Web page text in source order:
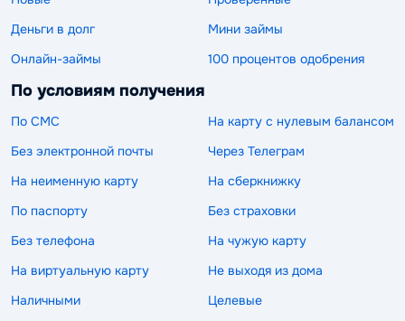
Деньги в долг
Мини займы
Онлайн-займы
100 процентов одобрения
По условиям получения
По СМС
На карту с нулевым балансом
Без электронной почты
Через Телеграм
На неименную карту
На сберкнижку
По паспорту
Без страховки
Без телефона
На чужую карту
На виртуальную карту
Не выходя из дома
Наличными
Целевые